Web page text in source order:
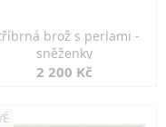
brož s perlami -
sněženky
2 200 Kč